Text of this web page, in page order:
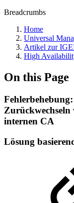
Breadcrumbs
Home
Universal
Artikel zur
High
On this Page
internen CA
Lösung